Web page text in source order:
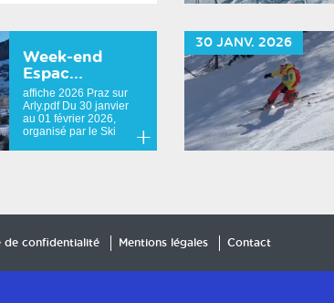
savoir
Week-end
Espac...
affiche 2026 Praz sur
Arly.pdf Du 30 janvier
au 01 février 2026,
organisé par le Ski
30 JANV. 2026
de confidentialité Mentions légales Contact